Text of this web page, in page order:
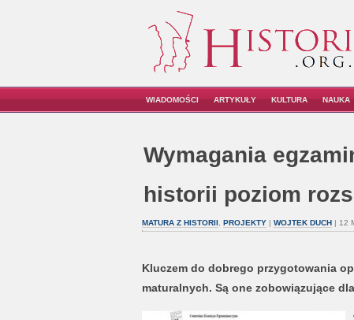
WIADOMOŚCI ARTYKUŁY KULTURA NAUKA
Wymagania
historii poziom
MATURA Z HISTORII, PROJEKTY| WOJTEK DUCH| 12
Kluczem do dobrego przygotowania
maturalnych. Są one zobowiązujące